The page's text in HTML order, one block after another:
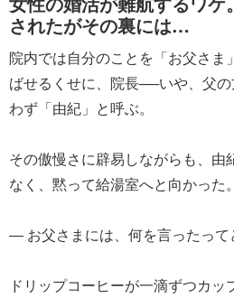
されたがその裏には…
院内では自分のことを「お父さま
ばせるくせに、院長──いや、父
わず「由紀」と呼ぶ。
その傲慢さに辟易しながらも、由
なく、黙って給湯室へと向かった。
― お父さまには、何を言ったって
ドリップコーヒーが一滴ずつカッ